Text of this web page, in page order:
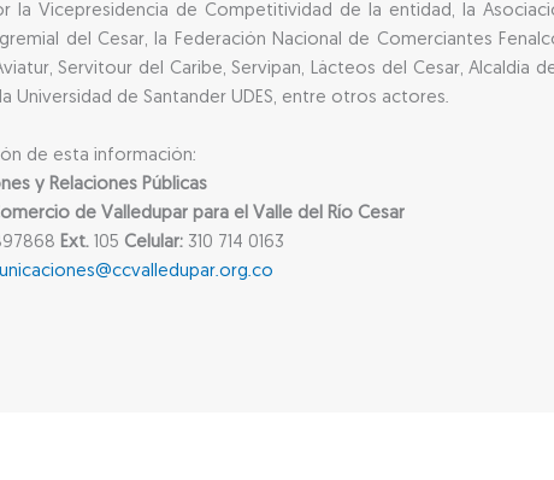
la Vicepresidencia de Competitividad de la entidad, la
del Cesar, la Federación Nacional de Comerciantes
Servitour del Caribe, Servipan, Lácteos del Cesar, Alcaldía
Universidad de Santander UDES, entre otros actores.
de esta información:
y Relaciones Públicas
de Valledupar para el Valle del Río Cesar
Ext. 105 Celular: 310 714 0163